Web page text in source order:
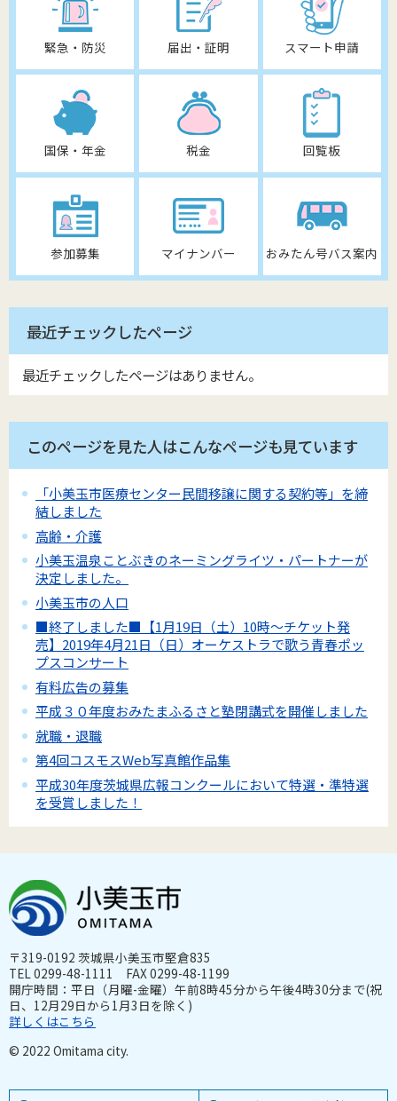
緊急・防災 届出・証明 スマート申請
国保・年金 税金 回覧板
参加募集 マイナンバー おみたん号バス案内
最近チェックしたページ
最近チェックしたページはありません。
このページを見た人はこんなページも見ています
「小美玉市医療センター民間移譲に関する契約等」を締
結しました
高齢・介護
小美玉温泉ことぶきのネーミングライツ・パートナーが
決定しました。
小美玉市の人口
■終了しました■【1月19日（土）10時～チケット発
売】2019年4月21日（日）オーケストラで歌う青春ポッ
プスコンサート
有料広告の募集
平成３０年度おみたまふるさと塾閉講式を開催しました
就職・退職
第4回コスモスWeb写真館作品集
平成30年度茨城県広報コンクールにおいて特選・準特選
を受賞しました！
〒319-0192 茨城県小美玉市堅倉835
TEL 0299-48-1111 FAX 0299-48-1199
開庁時間：平日（月曜-金曜）午前8時45分から午後4時30分まで(祝
日、12月29日から1月3日を除く)
詳しくはこちら
© 2022 Omitama city.